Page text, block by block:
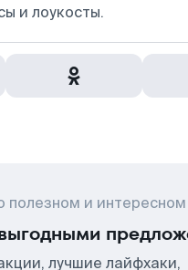
и лоукосты.
полезном и интересном
лучшие лайфхаки,